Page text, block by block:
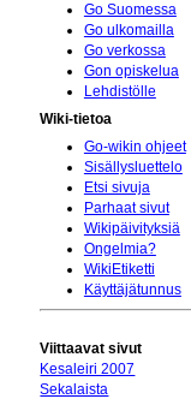
Go Suomessa
Go ulkomailla
Go verkossa
Gon opiskelua
Lehdistölle
Wiki-tietoa
Go-wikin ohjeet
Sisällysluettelo
Etsi sivuja
Parhaat sivut
Wikipäivityksiä
Ongelmia?
WikiEtiketti
Käyttäjätunnus
Viittaavat sivut
Kesaleiri 2007
Sekalaista